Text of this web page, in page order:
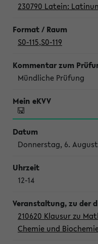
230790 Latein:
S0-115,S0-119
Mündliche Prüfung
Donnerstag, 6.
12-14
210620 Klausur zu
Chemie und